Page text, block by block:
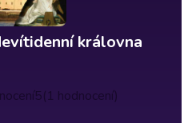
královna
5(1 hodnocení)